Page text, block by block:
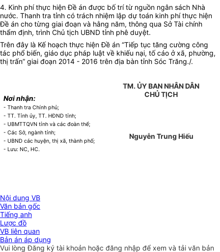
4. Kinh phí thực hiện Đề án được bố trí từ nguồn ngân sách Nhà
nước. Thanh tra tỉnh có trách nhiệm lập dự toán kinh phí thực hiện
Đề án cho từng giai đoạn và hằng năm, thông qua Sở Tài chính
thẩm định, trình Chủ tịch UBND tỉnh phê duyệt.
Trên đây là Kế hoạch thực hiện Đề án “Tiếp tục tăng cường công
tác phổ biến, giáo dục pháp luật về khiếu nại, tố cáo ở xã, phường,
thị trấn” giai đoạn 2014 - 2016 trên địa bàn tỉnh Sóc Trăng./.
Nơi nhận:
- Thanh tra Chính phủ;
- TT. Tỉnh ủy, TT. HĐND tỉnh;
- UBMTTQVN tỉnh và các đoàn thể;
- Các Sở, ngành tỉnh;
- UBND các huyện, thị xã, thành phố;
- Lưu: NC, HC.
TM. ỦY BAN NHÂN DÂN
CHỦ TỊCH
Nguyễn Trung Hiếu
Nội dung VB
Văn bản gốc
Tiếng anh
Lược đồ
VB liên quan
Bản án áp dụng
Vui lòngĐăng ký tài khoản hoặc đăng nhập để xem và tải văn bản